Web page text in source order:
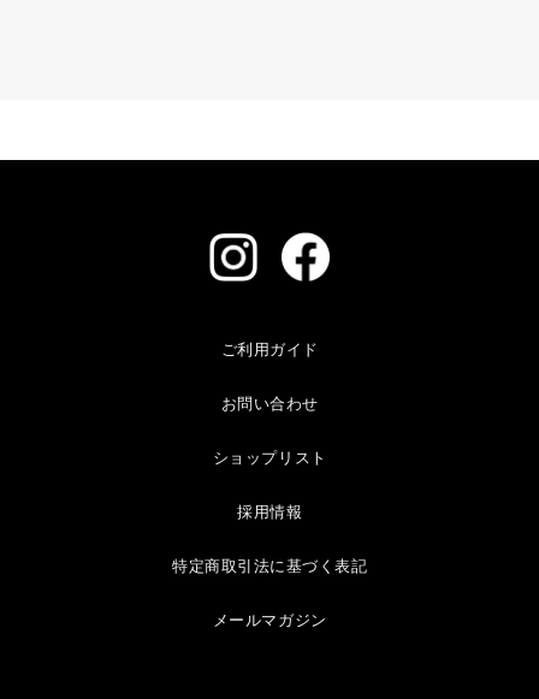
ご利用ガイド
お問い合わせ
ショップリスト
採用情報
特定商取引法に基づく表記
メールマガジン